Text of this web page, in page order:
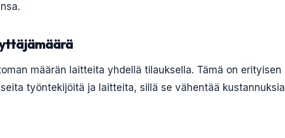
määrän laitteita yhdellä tilauksella. Tämä on erityisen
työntekijöitä ja laitteita, sillä se vähentää kustannuksia